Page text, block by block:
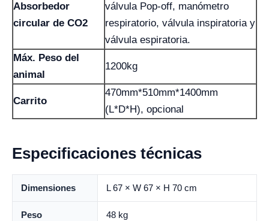
Absorbedor
circular de CO2
válvula Pop-off, manómetro
respiratorio, válvula inspiratoria y
válvula espiratoria.
Máx. Peso del
animal
1200kg
Carrito
470mm*510mm*1400mm
(L*D*H), opcional
Especificaciones técnicas
Dimensiones L 67 × W 67 × H 70 cm
Peso 48 kg